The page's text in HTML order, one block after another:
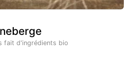
fait d'ingrédients bio